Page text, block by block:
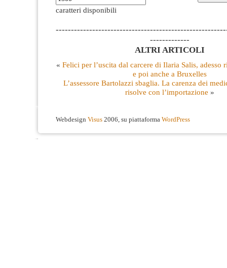
caratteri disponibili
-------------
ALTRI ARTICOLI
« Felici per l’uscita dal carcere di Ilaria Salis, adesso
e poi anche a Bruxelles
L’assessore Bartolazzi sbaglia. La carenza dei
risolve con l’importazione »
Webdesign Visus 2006, su piattaforma WordPress